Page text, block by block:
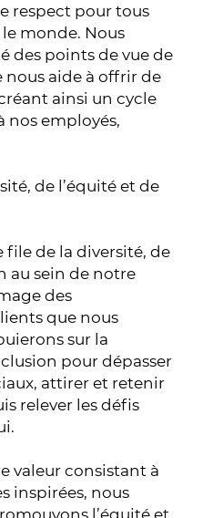
respect pour tous
monde. Nous
des points de vue de
aide à offrir de
ainsi un cycle
nos employés,
de l’équité et de
file de la diversité, de
au sein de notre
des
que nous
sur la
pour dépasser
attirer et retenir
relever les défis
valeur consistant à
inspirées, nous